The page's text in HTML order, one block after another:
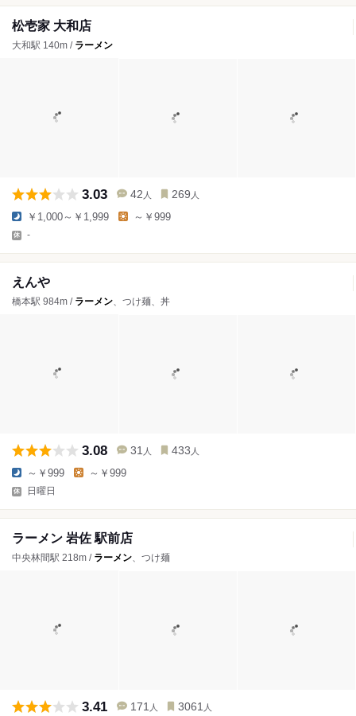
松壱家 大和店
大和駅 140m / ラーメン
3.03 42 人 269 人
￥1,000～￥1,999 ～￥999
-
えんや
橋本駅 984m / ラーメン、つけ麺、丼
3.08 31 人 433 人
～￥999 ～￥999
日曜日
ラーメン 岩佐 駅前店
中央林間駅 218m / ラーメン、つけ麺
3.41 171 人 3061 人